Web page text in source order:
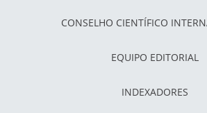
CONSELHO CIENTÍFICO
EQUIPO EDITORIAL
INDEXADORES